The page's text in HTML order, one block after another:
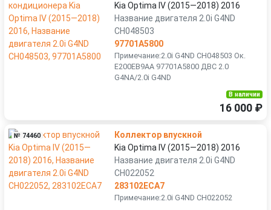
Kia Optima IV (2015—2018) 2016
Название двигателя 2.0i G4ND
CH048503
97701A5800
Примечание:2.0i G4ND CH048503 Ок.
E200EB9AA 97701А5800 ДВС 2.0
G4NA/2.0i G4ND
В наличии
16 000 ₽
№ 74460
Коллектор впускной
Kia Optima IV (2015—2018) 2016
Название двигателя 2.0i G4ND
CH022052
283102ECA7
Примечание:2.0i G4ND CH022052